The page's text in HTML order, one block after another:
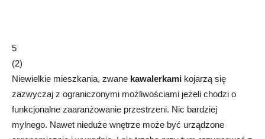
5
(2)
Niewielkie mieszkania, zwane kawalerkami kojarzą się
zazwyczaj z ograniczonymi możliwościami jeżeli chodzi o
funkcjonalne zaaranżowanie przestrzeni. Nic bardziej
mylnego. Nawet nieduże wnętrze może być urządzone